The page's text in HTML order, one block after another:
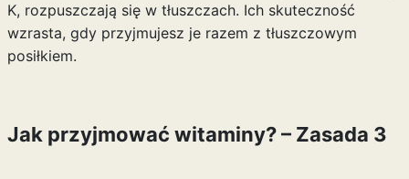
K, rozpuszczają się w tłuszczach. Ich skuteczność
wzrasta, gdy przyjmujesz je razem z tłuszczowym
posiłkiem.
Jak przyjmować witaminy? – Zasada 3